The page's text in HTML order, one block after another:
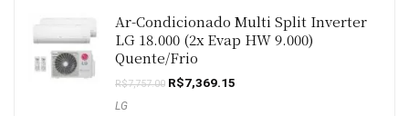
Ar-Condicionado Multi Split Inverter
LG 18.000 (2x Evap HW 9.000)
Quente/Frio
R$7,757.00 O
R$7,369.15
LG